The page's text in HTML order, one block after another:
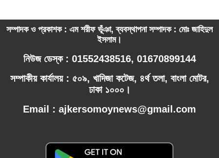
সম্পাদক ও প্রকাশক : এম শরীফ ভূঁঞা, ব্যবস্থাপনা সম্পাদক : মোঃ জাহিদুল
ইসলাম।
নিউজ ডেস্ক : 01552438516, 01670899144
সম্পাকীয় কার্যালয় : ৫০৯, খাদিজা কটেজ, ৪র্থ তলা, বাংলা মোটর,
ঢাকা ১০০০।
Email : ajkersomoynews@gmail.com